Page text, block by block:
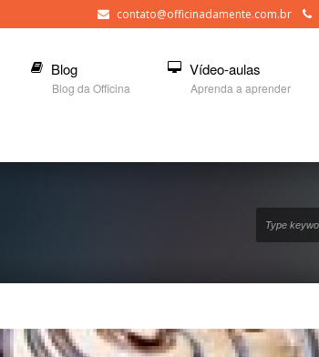
contato@officinadamente.com.br
Blog
Blog da Officina
Vídeo-aulas
Aprenda a aprender